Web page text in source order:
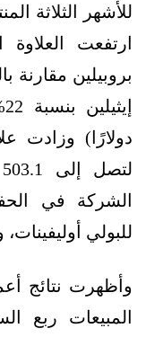
ارتفعت العلاوة
بروبيلين مقارنة
الشركة في
للبولي
وأظهرت نتائج